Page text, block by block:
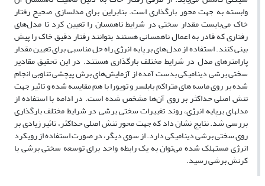
وابسته به جهت محور بارگذاری است. بنابراین برای مدلسازی صحیح رفتار
خاک می‌بایست مقدار سختی در شرایط ناهمسان را تعیین کرد تا مدل‌های
رفتاری که قادر به اعمال ناهمسانی هستند بتوانند رفتار دقیق خاک را پیش
بینی کنند. استفاده از مدل‌های بر پایه انرژی راه حل مناسبی برای تعیین مقدار
پارامترهای مدل در شرایط مختلف بارگذاری هستند. در این تحقیق مقادیر
سختی برشی دینامیکی بدست آمده از آزمایش‌های برش پیچشی تناوبی انجام
شده بر روی ماسه های متراکم بابلسر و تویورا با هم مقایسه شده و تاثیر جهت
تنش اصلی حداکثر بر روی آن‌ها مشخص شده است. در ادامه با استفاده از
مدلهای برپایه انرژی، روند تغییرات سختی برشی در شرایط مختلف بارگذاری
بررسی شد. نتایج نشان داد که جهت محور تنش اصلی حداکثر، تاثیر زیادی بر
روی سختی برشی دینامیکی دارد. از سوی دیگر، در صورت استفاده از رویکرد
انرژی مستهلک شده می‌توان به یک رابطه واحد برای توسعه سختی برشی با
کرنش برشی رسید.